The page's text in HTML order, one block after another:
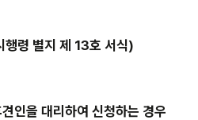
행령 별지 제 13호 서식)
인을 대리하여 신청하는 경우